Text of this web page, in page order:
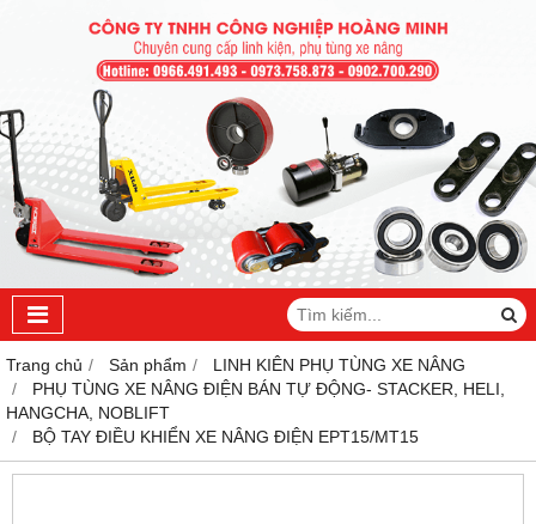
Trang chủ Sản phẩm
LINH KIÊN PHỤ TÙNG XE NÂNG
PHỤ TÙNG XE NÂNG ĐIỆN BÁN TỰ ĐỘNG- STACKER, HELI,
HANGCHA, NOBLIFT
BỘ TAY ĐIỀU KHIỂN XE NÂNG ĐIỆN EPT15/MT15